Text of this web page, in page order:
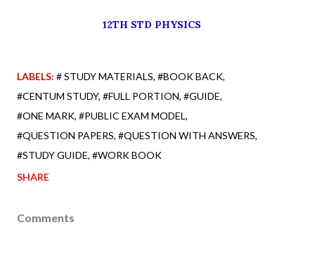
12TH STD PHYSICS
LABELS: # STUDY MATERIALS #BOOK BACK
#CENTUM STUDY #FULL PORTION #GUIDE
#ONE MARK #PUBLIC EXAM MODEL
#QUESTION PAPERS #QUESTION WITH ANSWERS
#STUDY GUIDE #WORK BOOK
SHARE
Comments